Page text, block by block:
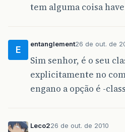
tem alguma coisa
E
entanglement26 de out. de
Sim senhor, é o seu
explicitamente no
engano a opção é -
Leco226 de out. de 2010